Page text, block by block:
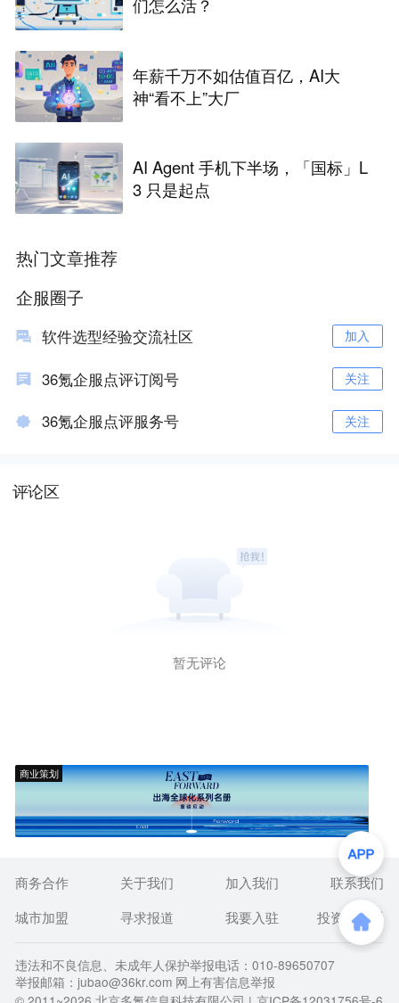
们怎么活？
年薪千万不如估值百亿，AI大
神“看不上”大厂
AI Agent 手机下半场，「国标」L
3 只是起点
热门文章推荐
企服圈子
软件选型经验交流社区 加入
36氪企服点评订阅号 关注
36氪企服点评服务号 关注
评论区
暂无评论
商业策划
商务合作 关于我们 加入我们
联系我们
城市加盟
寻求报道 我要入驻 投资者关系
违法和不良信息、未成年人保护举报电话：010-89650707
举报邮箱：jubao@36kr.com 网上有害信息举报